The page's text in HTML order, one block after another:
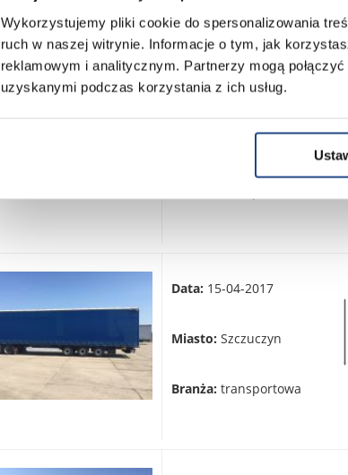
Wykorzystujemy pliki cookie do spersonalizowania
ruch w naszej witrynie. Informacje o tym, jak
reklamowym i analitycznym. Partnerzy mogą
uzyskanymi podczas korzystania z ich usług.
Data:13-04-2017
Data: 15-04-2017
Miasto: Szczuczyn
Branża: transportowa